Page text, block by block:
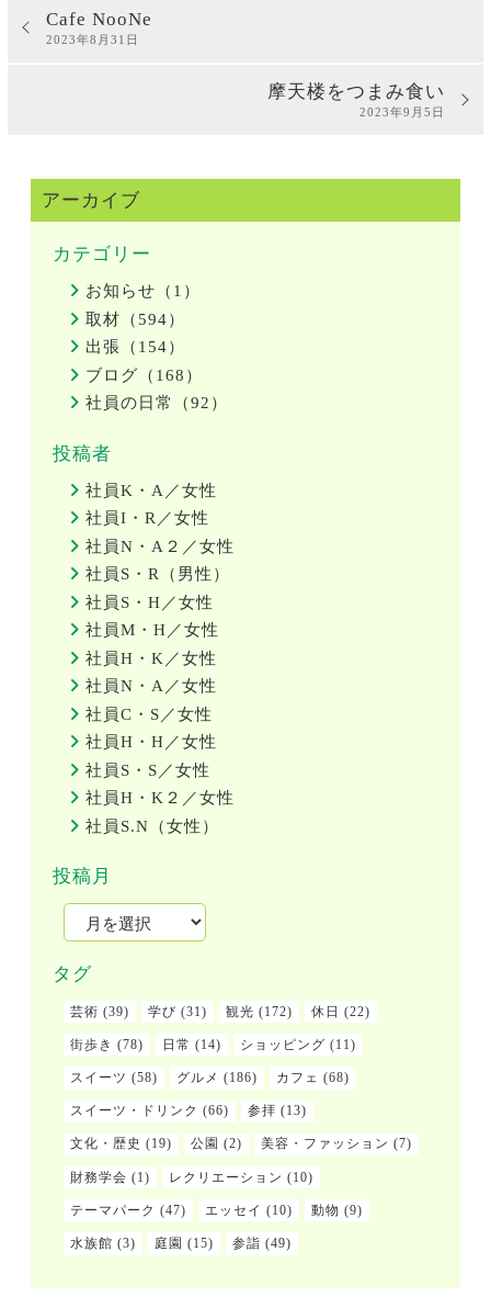
Cafe NooNe
2023年8月31日
摩天楼をつまみ食い
2023年9月5日
アーカイブ
カテゴリー
お知らせ（1）
取材（594）
出張（154）
ブログ（168）
社員の日常（92）
投稿者
社員K・A／女性
社員I・R／女性
社員N・A２／女性
社員S・R（男性）
社員S・H／女性
社員M・H／女性
社員H・K／女性
社員N・A／女性
社員C・S／女性
社員H・H／女性
社員S・S／女性
社員H・K２／女性
社員S.N（女性）
投稿月
タグ
芸術 (39) 学び (31) 観光 (172) 休日 (22)
街歩き (78) 日常 (14) ショッピング (11)
スイーツ (58) グルメ (186) カフェ (68)
スイーツ・ドリンク (66) 参拝 (13)
文化・歴史 (19) 公園 (2) 美容・ファッション (7)
財務学会 (1) レクリエーション (10)
テーマパーク (47) エッセイ (10) 動物 (9)
水族館 (3) 庭園 (15) 参詣 (49)